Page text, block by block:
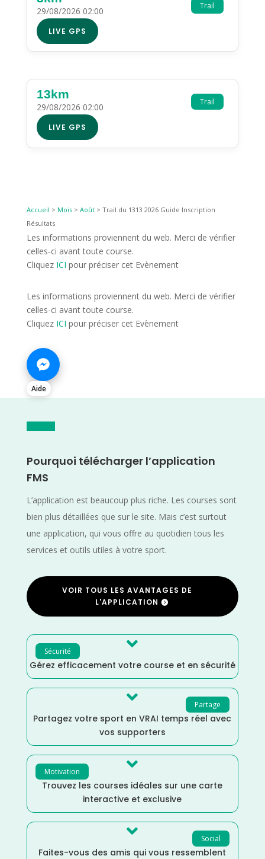
Trail
29/08/2026 02:00
LIVE GPS
Trail
13km
29/08/2026 02:00
LIVE GPS
Accueil > Mois> Août> Trail du 1313 2026 Guide Inscription
Résultats
Les informations proviennent du web. Merci de vérifier
celles-ci avant toute course.
Cliquez ICI pour préciser cet Evènement
Les informations proviennent du web. Merci de vérifier
celles-ci avant toute course.
Cliquez ICI pour préciser cet Evènement
Aide
Pourquoi télécharger l’application
FMS
L’application est beaucoup plus riche. Les courses sont
bien plus détaillées que sur le site. Mais c’est surtout
une application, qui vous offre au quotidien tous les
services et outils utiles à votre sport.
VOIR TOUS LES AVANTAGES DE
L'APPLICATION
Sécurité 
Gérez efficacement votre course et en sécurité
Partage

Partagez votre sport en VRAI temps réel avec
vos supporters
Motivation 
Trouvez les courses idéales sur une carte
interactive et exclusive
Social

Faites-vous des amis qui vous ressemblent